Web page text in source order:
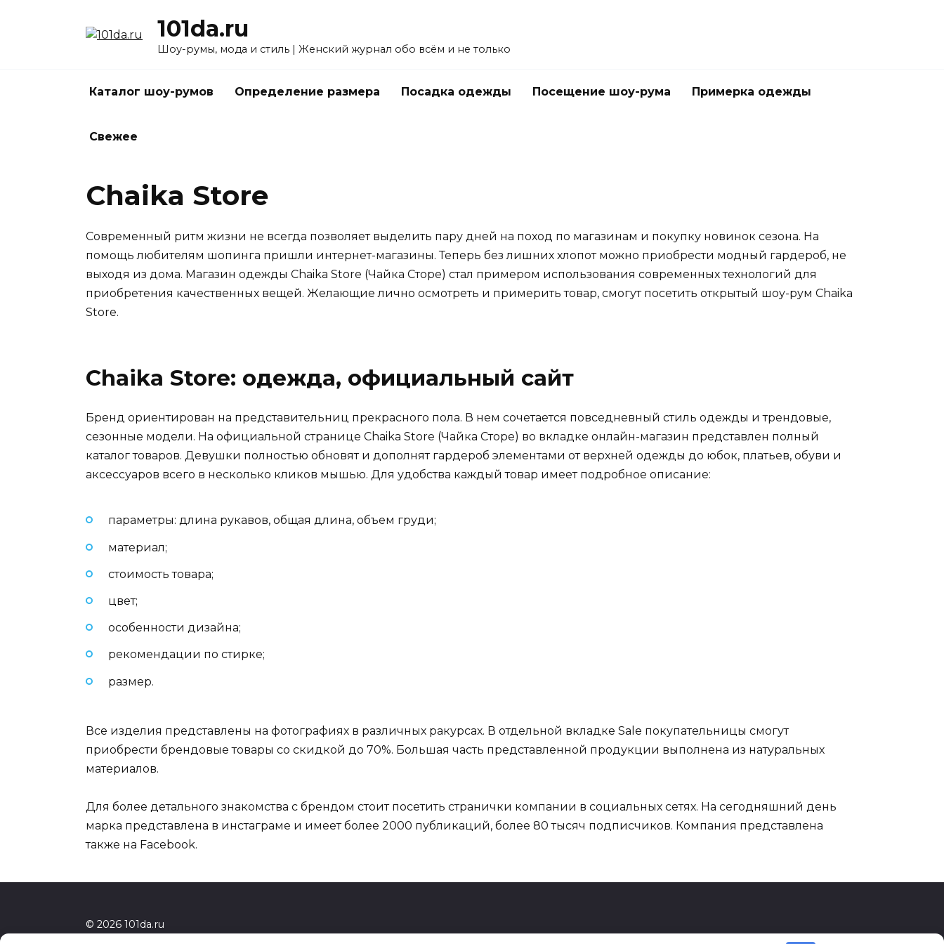
101da.ru
Шоу-румы, мода и стиль | Женский журнал обо всём и не только
Каталог шоу-румов Определение размера Посадка одежды Посещение шоу-рума Примерка одежды
Свежее
Chaika Store
Современный ритм жизни не всегда позволяет выделить пару дней на поход по магазинам и покупку новинок сезона. На
помощь любителям шопинга пришли интернет-магазины. Теперь без лишних хлопот можно приобрести модный гардероб, не
выходя из дома. Магазин одежды Сhaika Store (Чайка Сторе) стал примером использования современных технологий для
приобретения качественных вещей. Желающие лично осмотреть и примерить товар, смогут посетить открытый шоу-рум Chaika
Store.
Сhaika Store: одежда, официальный сайт
Бренд ориентирован на представительниц прекрасного пола. В нем сочетается повседневный стиль одежды и трендовые,
сезонные модели. На официальной странице Сhaika Store (Чайка Сторе) во вкладке онлайн-магазин представлен полный
каталог товаров. Девушки полностью обновят и дополнят гардероб элементами от верхней одежды до юбок, платьев, обуви и
аксессуаров всего в несколько кликов мышью. Для удобства каждый товар имеет подробное описание:
параметры: длина рукавов, общая длина, объем груди;
материал;
стоимость товара;
цвет;
особенности дизайна;
рекомендации по стирке;
размер.
Все изделия представлены на фотографиях в различных ракурсах. В отдельной вкладке Sale покупательницы смогут
приобрести брендовые товары со скидкой до 70%. Большая часть представленной продукции выполнена из натуральных
материалов.
Для более детального знакомства с брендом стоит посетить странички компании в социальных сетях. На сегодняшний день
марка представлена в инстаграме и имеет более 2000 публикаций, более 80 тысяч подписчиков. Компания представлена
также на Facebook.
© 2026 101da.ru